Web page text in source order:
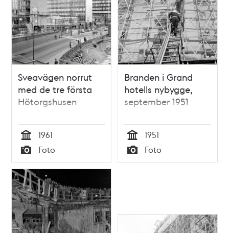
Sveavägen norrut
med de tre första
Hötorgshusen
Tid
1961
Typ
Foto
Branden i Grand
hotells nybygge,
september 1951
Tid
1951
Typ
Foto